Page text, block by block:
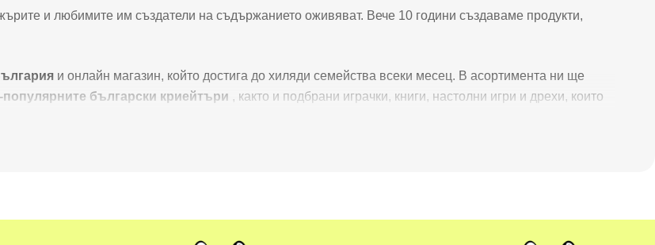
и любимите им създатели на съдържанието оживяват. Вече 10 години създаваме продукти,
и онлайн магазин, който достига до хиляди семейства всеки месец. В асортимента ни ще
български криейтъри , както и подбрани играчки, книги, настолни игри и дрехи, които